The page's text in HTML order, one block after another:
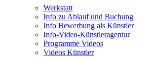
Werkstatt
Info zu Ablauf und Buchung
Info Bewerbung als Künstler
Info-Video-Künstleragentur
Programme Videos
Videos Künstler